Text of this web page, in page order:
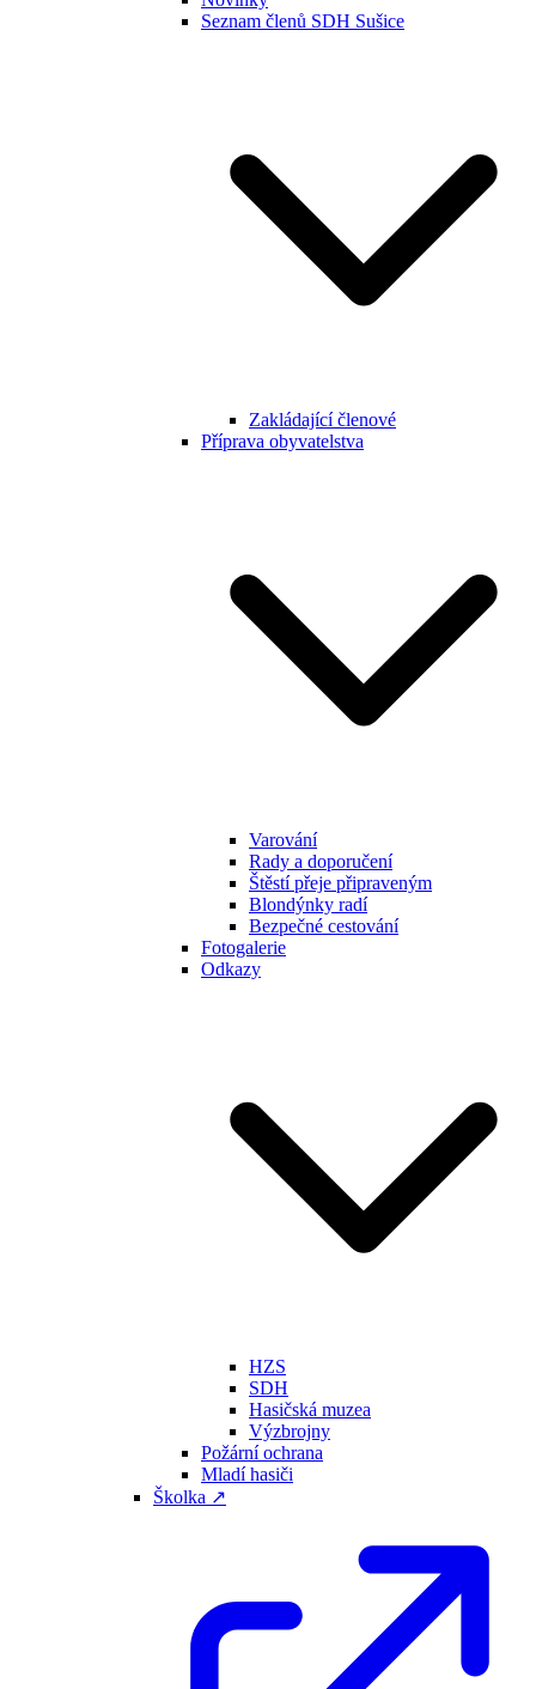
Seznam členů SDH Sušice
Zakládající členové
Příprava obyvatelstva
Varování
Rady a doporučení
Štěstí přeje připraveným
Blondýnky radí
Bezpečné cestování
Fotogalerie
Odkazy
HZS
SDH
Hasičská muzea
Výzbrojny
Požární ochrana
Mladí hasiči
Školka ↗